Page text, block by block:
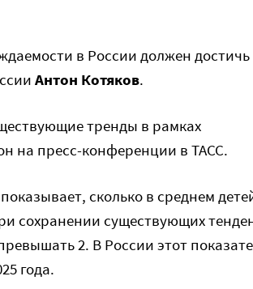
в России должен
Антон Котяков.
тренды в рамках
на пресс-конференции в ТАСС.
сколько в среднем
сохранении существующих
2. В России этот
года.